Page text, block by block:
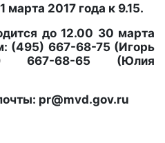
2017 года к 9.15.
до 12.00 30 марта
(495) 667-68-75 (Игорь
667-68-65 (Юлия
pr@mvd.gov.ru